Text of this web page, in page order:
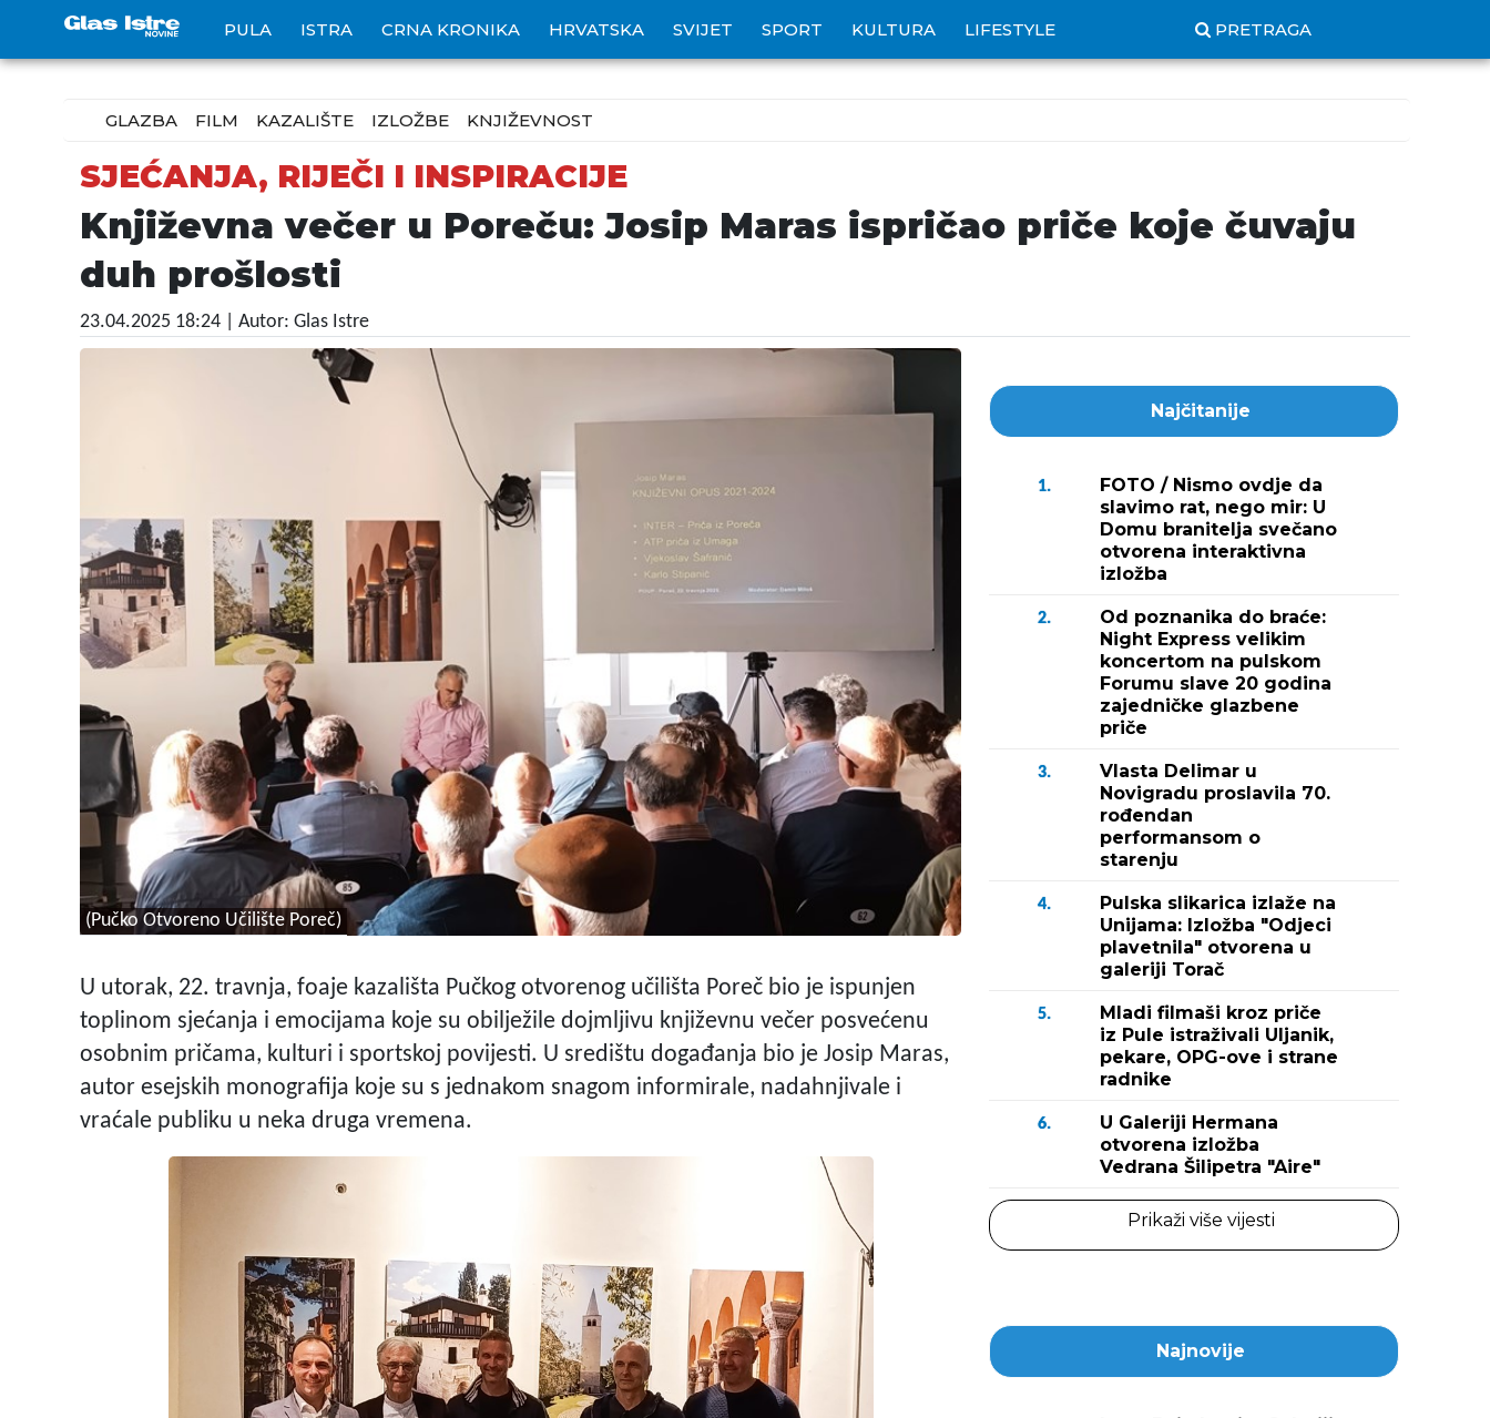
PULA ISTRA CRNA KRONIKA HRVATSKA SVIJET SPORT KULTURA LIFESTYLE PRETRAGA
GLAZBA FILM KAZALIŠTE IZLOŽBE KNJIŽEVNOST
SJEĆANJA, RIJEČI I INSPIRACIJE
Književna večer u Poreču: Josip Maras ispričao priče koje čuvaju
duh prošlosti
23.04.2025 18:24 | Autor: Glas Istre
(Pučko Otvoreno Učilište Poreč)
U utorak, 22. travnja, foaje kazališta Pučkog otvorenog učilišta Poreč bio je ispunjen
toplinom sjećanja i emocijama koje su obilježile dojmljivu književnu večer posvećenu
osobnim pričama, kulturi i sportskoj povijesti. U središtu događanja bio je Josip Maras,
autor esejskih monografija koje su s jednakom snagom informirale, nadahnjivale i
vraćale publiku u neka druga vremena.
Najčitanije
1.
FOTO / Nismo ovdje da
slavimo rat, nego mir: U
Domu branitelja svečano
otvorena interaktivna
izložba
2.
Od poznanika do braće:
Night Express velikim
koncertom na pulskom
Forumu slave 20 godina
zajedničke glazbene
priče
3.
Vlasta Delimar u
Novigradu proslavila 70.
rođendan
performansom o
starenju
4.
Pulska slikarica izlaže na
Unijama: Izložba "Odjeci
plavetnila" otvorena u
galeriji Torač
5.
Mladi filmaši kroz priče
iz Pule istraživali Uljanik,
pekare, OPG-ove i strane
radnike
6.
U Galeriji Hermana
otvorena izložba
Vedrana Šilipetra "Aire"
Prikaži više vijesti
Najnovije